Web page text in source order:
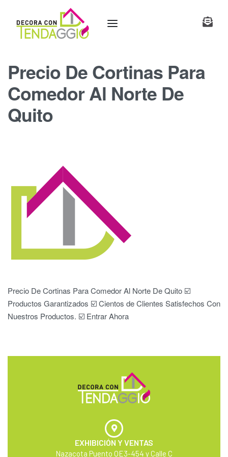
Precio De Cortinas Para
Comedor Al Norte De
Quito
Precio De Cortinas Para Comedor Al Norte De Quito ☑️
Productos Garantizados ☑️ Cientos de Clientes Satisfechos Con
Nuestros Productos. ☑️ Entrar Ahora
EXHIBICIÓN Y VENTAS
Nazacota Puento OE3-454 y Calle C